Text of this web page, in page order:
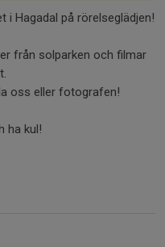
i Hagadal på rörelseglädjen!
från solparken och filmar
oss eller fotografen!
ha kul!